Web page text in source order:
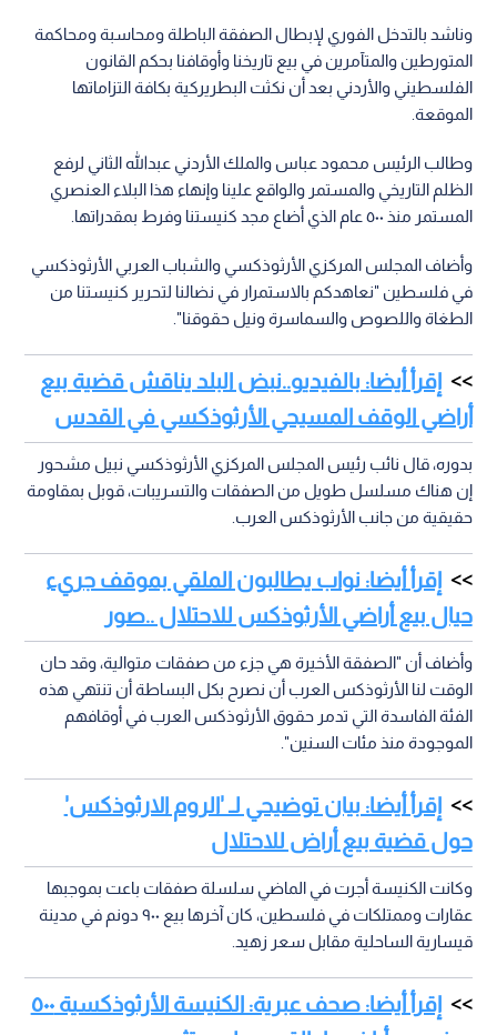
وناشد بالتدخل الفوري لإبطال الصفقة الباطلة ومحاسبة ومحاكمة
المتورطين والمتآمرين في بيع تاريخنا وأوقافنا بحكم القانون
الفلسطيني والأردني بعد أن نكثت البطريركية بكافة التزاماتها
الموقعة.
وطالب الرئيس محمود عباس والملك الأردني عبدالله الثاني لرفع
الظلم التاريخي والمستمر والواقع علينا وإنهاء هذا البلاء العنصري
المستمر منذ ٥٠٠ عام الذي أضاع مجد كنيستنا وفرط بمقدراتها.
وأضاف المجلس المركزي الأرثوذكسي والشباب العربي الأرثوذكسي
في فلسطين "نعاهدكم بالاستمرار في نضالنا لتحرير كنيستنا من
الطغاة واللصوص والسماسرة ونيل حقوقنا".
إقرأ أيضا: بالفيديو..نبض البلد يناقش قضية بيع
أراضي الوقف المسيحي الأرثوذكسي في القدس
بدوره، قال نائب رئيس المجلس المركزي الأرثوذكسي نبيل مشحور
إن هناك مسلسل طويل من الصفقات والتسريبات، قوبل بمقاومة
حقيقية من جانب الأرثوذكس العرب.
إقرأ أيضا: نواب يطالبون الملقي بموقف جريء
حيال بيع أراضي الأرثوذكس للاحتلال ..صور
وأضاف أن "الصفقة الأخيرة هي جزء من صفقات متوالية، وقد حان
الوقت لنا الأرثوذكس العرب أن نصرح بكل البساطة أن تنتهي هذه
الفئة الفاسدة التي تدمر حقوق الأرثوذكس العرب في أوقافهم
الموجودة منذ مئات السنين".
إقرأ أيضا: بيان توضيحي لـ 'الروم الارثوذكس'
حول قضية بيع أراض للاحتلال
وكانت الكنيسة أجرت في الماضي سلسلة صفقات باعت بموجبها
عقارات وممتلكات في فلسطين، كان آخرها بيع ٩٠٠ دونم في مدينة
قيسارية الساحلية مقابل سعر زهيد.
إقرأ أيضا: صحف عبرية: الكنيسة الأرثوذكسية ٥٠٠